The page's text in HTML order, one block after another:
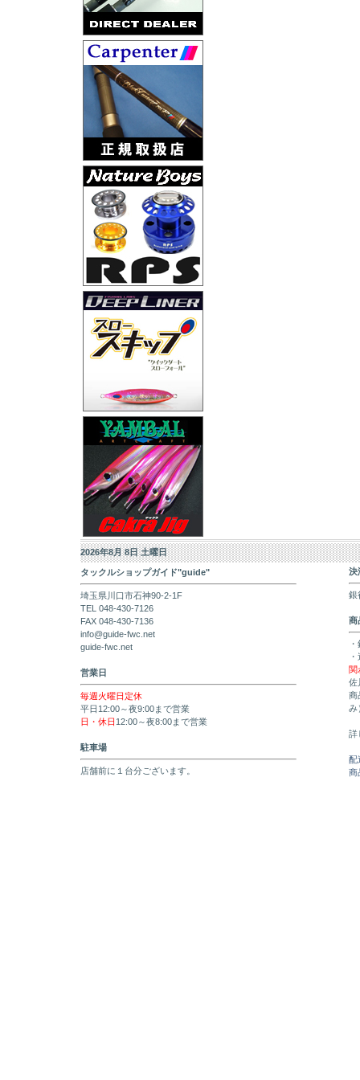
2026年8月 8日 土曜日
タックルショップガイド"guide"
埼玉県川口市石神90-2-1F
TEL 048-430-7126
FAX 048-430-7136
info@guide-fwc.net
guide-fwc.net
営業日
毎週火曜日定休
平日12:00～夜9:00まで営業
日・休日 12:00～夜8:00まで営業
駐車場
店舗前に１台分ございます。
決
銀
商
関
佐
商
み
詳
配
商